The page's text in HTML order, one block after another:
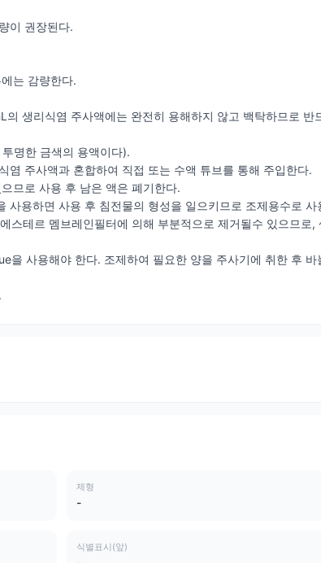
이 권장된다.
는 감량한다.
생리식염 주사액에는 완전히 용해하지 않고 백탁하므로 반
명한 금색의 용액이다).
염 주사액과 혼합하여 직접 또는 수액 튜브를 통해 주입한다.
므로 사용 후 남은 액은 폐기한다.
용하면 사용 후 침전물의 형성을 일으키므로 조제용수로 사
테르 멤브레인필터에 의해 부분적으로 제거될수 있으므로,
사용해야 한다. 조제하여 필요한 양을 주사기에 취한 후 바
제형
-
식별표시(앞)